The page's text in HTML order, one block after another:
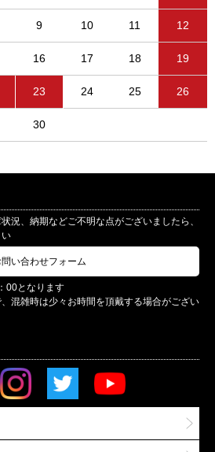
9 10 11 12
16 17 18 19
23 24 25 26
30
況、納期などご不明な点がございましたら、
問い合わせフォーム
00となります
混雑時は少々お時間を頂戴する場合がござい